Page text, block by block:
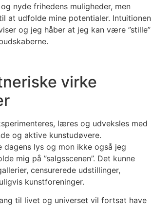
nyde frihedens muligheder, men
at udfolde mine potentialer. Intuitionen
og jeg håber at jeg kan være ”stille”
virke
læres og udveksles med
og aktive kunstudøvere.
dagens lys og mon ikke også jeg
mig på ”salgsscenen”. Det kunne
censurerede udstillinger,
kunstforeninger.
til livet og universet vil fortsat have